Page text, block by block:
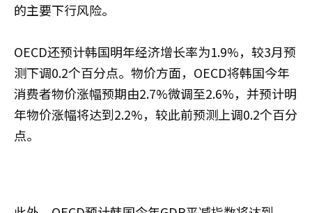
的主要下行风险。
OECD还预计韩国明年经济增长率为1.9%，较3月预
测下调0.2个百分点。物价方面，OECD将韩国今年
消费者物价涨幅预期由2.7%微调至2.6%，并预计明
年物价涨幅将达到2.2%，较此前预测上调0.2个百分
点。